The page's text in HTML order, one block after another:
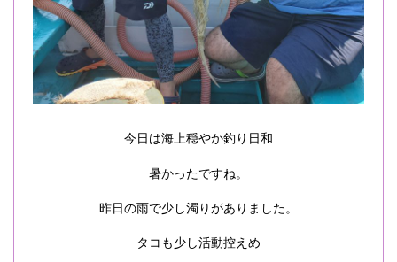
今日は海上穏やか釣り日和
暑かったですね。
昨日の雨で少し濁りがありました。
タコも少し活動控えめ